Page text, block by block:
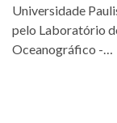
Universidade
pelo Laboratório
Oceanográfico -…